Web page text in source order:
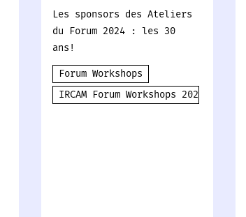
Les sponsors des Ateliers
du Forum 2024 : les 30
ans!
Forum Workshops
IRCAM Forum Workshops 2024